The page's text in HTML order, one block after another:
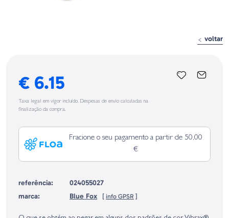
voltar
€ 6.15
Taxa legal em vigor incluído. Despesas de envio calculadas na
finalização da compra.
Fracione o seu pagamento a partir de 50,00
€
referência:
024055027
marca:
Blue Fox [ info GPSR ]